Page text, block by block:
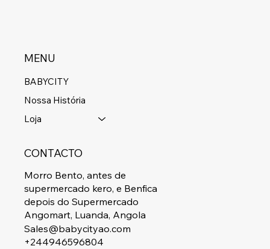
MENU
BABYCITY
Nossa História
Loja
CONTACTO
Morro Bento, antes de
supermercado kero, e Benfica
depois do Supermercado
Angomart, Luanda, Angola
Sales@babycityao.com
+244946596804